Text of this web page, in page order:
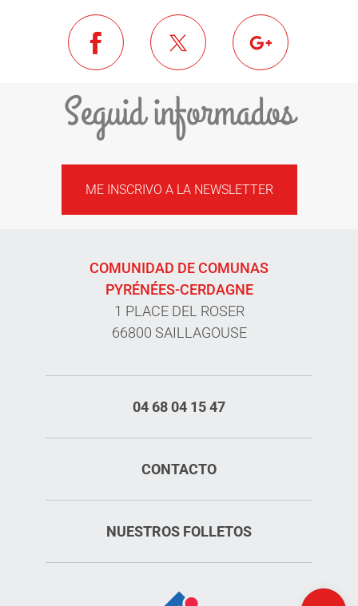
Mapa
Seguid informados
ME INSCRIVO A LA NEWSLETTER
COMUNIDAD DE COMUNAS
PYRÉNÉES-CERDAGNE
1 PLACE DEL ROSER
66800 SAILLAGOUSE
04 68 04 15 47
CONTACTO
NUESTROS FOLLETOS